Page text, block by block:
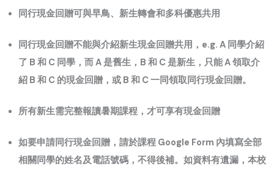
同行現金回贈可與早鳥、新生轉會和多科優惠共用
同行現金回贈不能與介紹新生現金回贈共用，e.g. A 同學介紹
了 B 和 C 同學，而 A 是舊生，B 和 C 是新生，只能 A 領取介
紹 B 和 C 的現金回贈，或 B 和 C 一同領取同行現金回贈。
所有新生需完整報讀暑期課程，才可享有現金回贈
如要申請同行現金回贈，請於課程 Google Form 內填寫全部
相關同學的姓名及電話號碼，不得後補。如資料有遺漏，本校